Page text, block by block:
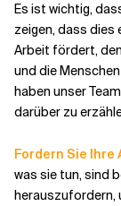
Es ist wichtig,
zeigen, dass dies
Arbeit fördert,
und die
haben unser
darüber zu
Fordern Sie Ihre
was sie tun, sind
herauszufordern,